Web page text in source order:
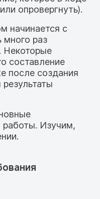
опровергнуть).
начинается с
раз
Некоторые
составление
после создания
Изучим,